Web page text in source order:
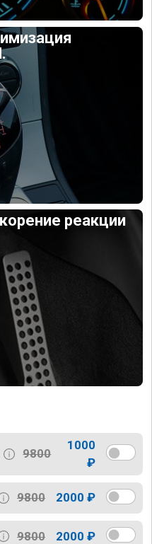
реакции
9800
1000
₽
9800 2000 ₽
9800 2000 ₽